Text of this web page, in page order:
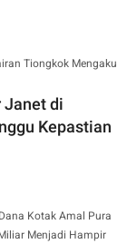
Janet di
Kepastian